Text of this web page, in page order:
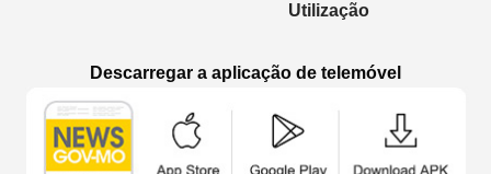
Utilização
Descarregar a aplicação de telemóvel